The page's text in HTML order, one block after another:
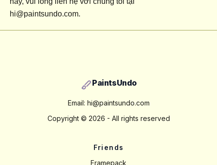
hi@paintsundo.com.
PaintsUndo
Email: hi@paintsundo.com
Copyright © 2026 - All rights reserved
Friends
Framepack